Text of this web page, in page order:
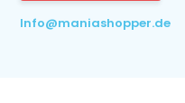
Info@maniashopper.de